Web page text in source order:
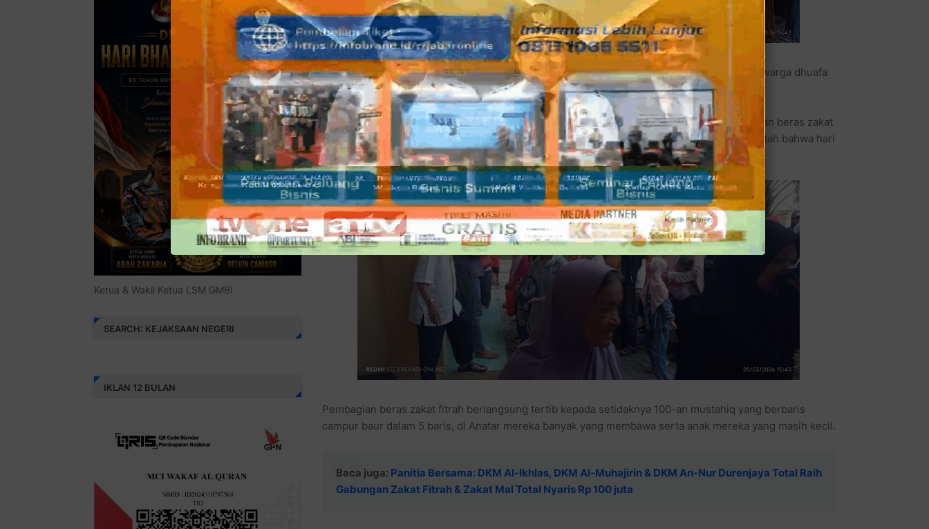
Pihak manajemen DKM Al Muhajirin akhirnya membagikan beras zakat fitrah kepada kaum warga dhuafa
khususnya mustahiq yang tinggal di lingkungan masjid Al Muhajirin pada Jum'at sore.
Ketua DKM Al Muhajirin, H. Hidayat Ibrahim menyarakan kepada BekasiOL, bahwa pembagian beras zakat
fitrah hari Jumat ini demi mengantisipasi dan mengikuti pemberitahuan resmi dari pemerintah bahwa hari
raya Idul Fitri secara nasional jatuh pada hari Sabtu, 21 Maret 2026.
Pembagian beras zakat fitrah berlangsung tertib kepada setidaknya 100-an mustahiq yang berbaris
campur baur dalam 5 baris, di Anatar mereka banyak yang membawa serta anak mereka yang masih kecil.
Baca juga: Panitia Bersama: DKM Al-Ikhlas, DKM Al-Muhajirin & DKM An-Nur Durenjaya Total Raih
Gabungan Zakat Fitrah & Zakat Mal Total Nyaris Rp 100 juta
Ketua & Wakil Ketua LSM GMBI
SEARCH: KEJAKSAAN NEGERI
IKLAN 12 BULAN